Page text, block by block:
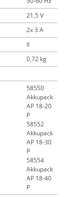
21,5 V
2x 3 A
II
0,72 kg
58550
Akkupack
AP 18-20
P
58552
Akkupack
AP 18-30
P
58554
Akkupack
AP 18-40
P